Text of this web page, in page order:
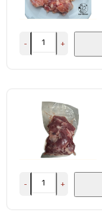
- +
- +